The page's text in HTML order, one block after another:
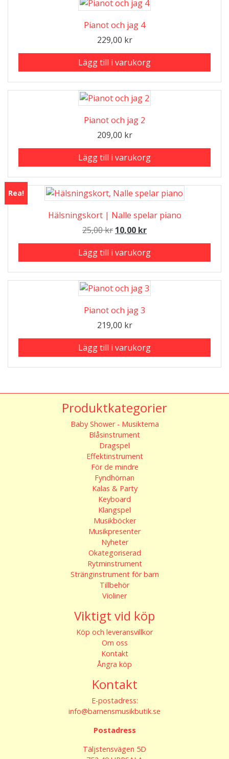
Pianot och jag 4
229,00 kr
Lägg till i varukorg
Pianot och jag 2
209,00 kr
Lägg till i varukorg
Rea!
Hälsningskort | Nalle spelar piano
25,00kr Det
ursprungliga
priset
25,00 kr.
10,00 krDet
nuvarande
priset
10,00 kr.
Lägg till i varukorg
Pianot och jag 3
219,00 kr
Lägg till i varukorg
Produktkategorier
Baby Shower - Musiktema
Blåsinstrument
Dragspel
Effektinstrument
För de mindre
Fyndhörnan
Kalas & Party
Keyboard
Klangspel
Musikböcker
Musikpresenter
Nyheter
Okategoriserad
Rytminstrument
Stränginstrument för barn
Tillbehör
Violiner
Viktigt vid köp
Köp och leveransvillkor
Om oss
Kontakt
Ångra köp
Kontakt
E-postadress:
info@barnensmusikbutik.se
Postadress
Täljstensvägen 5D